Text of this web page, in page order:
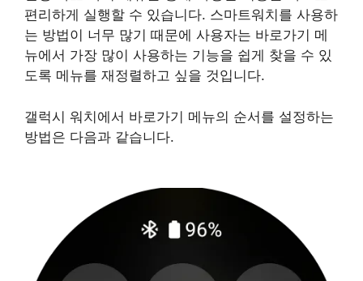
편리하게 실행할 수 있습니다. 스마트워치를 사용하
는 방법이 너무 많기 때문에 사용자는 바로가기 메
뉴에서 가장 많이 사용하는 기능을 쉽게 찾을 수 있
도록 메뉴를 재정렬하고 싶을 것입니다.
갤럭시 워치에서 바로가기 메뉴의 순서를 설정하는
방법은 다음과 같습니다.